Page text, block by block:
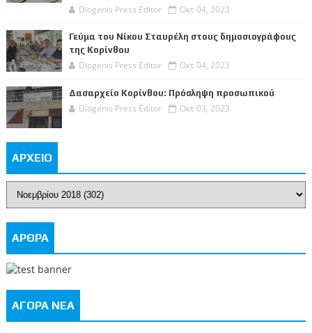
Diogenis Press Editor Οκτ 04, 2023
Γεύμα του Νίκου Σταυρέλη στους δημοσιογράφους
της Κορίνθου
Diogenis Press Editor Οκτ 04, 2023
Δασαρχείο Κορίνθου: Πρόσληψη προσωπικού
Diogenis Press Editor Οκτ 03, 2023
ΑΡΧΕΙΟ
ΑΡΘΡΑ
ΑΓΟΡΑ ΝΕΑ